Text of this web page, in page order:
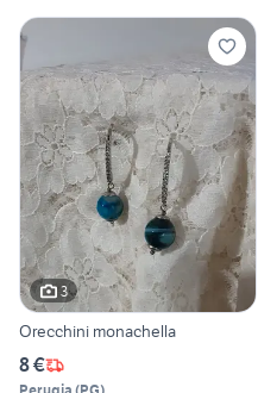
3
Orecchini monachella
8 €